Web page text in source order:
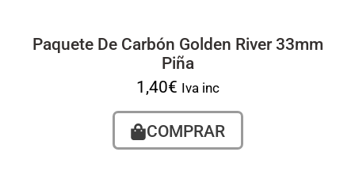
Paquete De Carbón Golden River 33mm
Piña
1,40€ Iva inc
COMPRAR